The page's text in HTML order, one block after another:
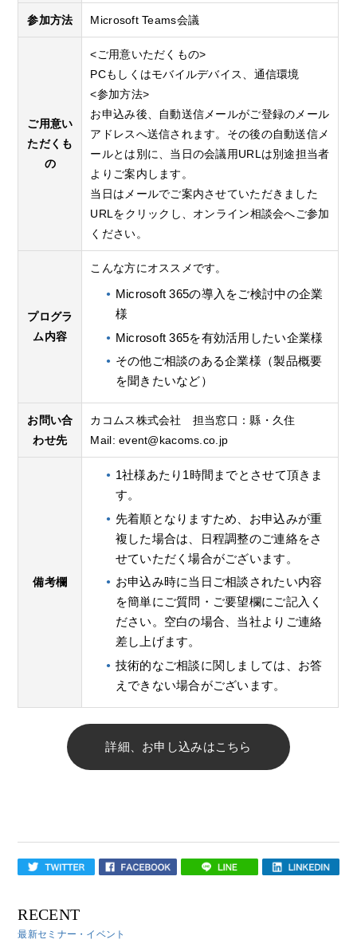
参加方法 Microsoft Teams会議
ご用意い
ただくも
の
<ご用意いただくもの>
PCもしくはモバイルデバイス、通信環境
<参加方法>
お申込み後、自動送信メールがご登録のメール
アドレスへ送信されます。その後の自動送信メ
ールとは別に、当日の会議用URLは別途担当者
よりご案内します。
当日はメールでご案内させていただきました
URLをクリックし、オンライン相談会へご参加
ください。
プログラ
ム内容
こんな方にオススメです。
Microsoft 365の導入をご検討中の企業
様
Microsoft 365を有効活用したい企業様
その他ご相談のある企業様（製品概要
を聞きたいなど）
お問い合
わせ先
カコムス株式会社 担当窓口：縣・久住
Mail:event@kacoms.co.jp
備考欄
1社様あたり1時間までとさせて頂きま
す。
先着順となりますため、お申込みが重
複した場合は、日程調整のご連絡をさ
せていただく場合がございます。
お申込み時に当日ご相談されたい内容
を簡単にご質問・ご要望欄にご記入く
ださい。空白の場合、当社よりご連絡
差し上げます。
技術的なご相談に関しましては、お答
えできない場合がございます。
詳細、お申し込みはこちら
RECENT
最新セミナー・イベント